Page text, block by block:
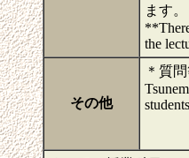
ます。
the
その他
＊質